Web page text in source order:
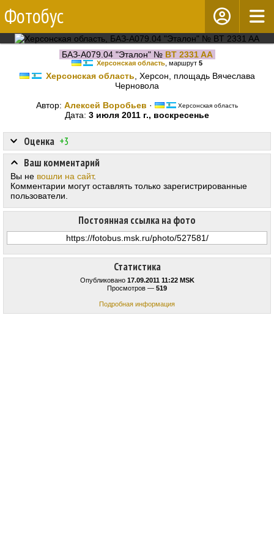
Фотобус
БАЗ-А079.04 "Эталон" № BT 2331 AA
Херсонская область , маршрут 5
Херсонская область , Херсон, площадь Вячеслава
Черновола
Автор: Алексей Воробьев · Херсонская область
Дата: 3 июля 2011 г., воскресенье
Статистика
Опубликовано 17.09.2011 11:22 MSK
Просмотров — 519
Подробная информация
Оценка +3
Постоянная ссылка на фото
Ваш комментарий
Вы не вошли на сайт.
Комментарии могут оставлять только зарегистрированные
пользователи.